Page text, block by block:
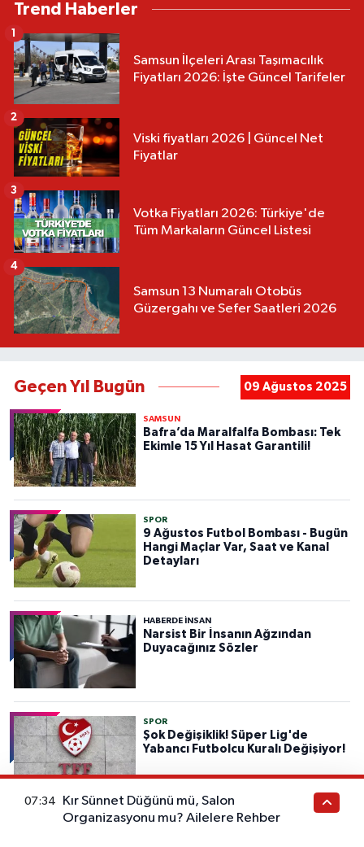
Trend Haberler
Samsun İlçeleri Arası Taşımacılık
Fiyatları 2026: İşte Güncel Tarifeler
1
Viski fiyatları 2026 | Güncel Net
Fiyatlar
2
Votka Fiyatları 2026: Türkiye'de
Tüm Markaların Güncel Listesi
3
Samsun 13 Numaralı Otobüs
Güzergahı ve Sefer Saatleri 2026
4
Geçen Yıl Bugün 09 Ağustos 2025
SAMSUN
Bafra’da Maralfalfa Bombası: Tek
Ekimle 15 Yıl Hasat Garantili!
SPOR
9 Ağustos Futbol Bombası - Bugün
Hangi Maçlar Var, Saat ve Kanal
Detayları
HABERDE INSAN
Narsist Bir İnsanın Ağzından
Duyacağınız Sözler
SPOR
Şok Değişiklik! Süper Lig'de
Yabancı Futbolcu Kuralı Değişiyor!
EKONOMİ
07:34
Kır Sünnet Düğünü mü, Salon
Organizasyonu mu? Ailelere Rehber